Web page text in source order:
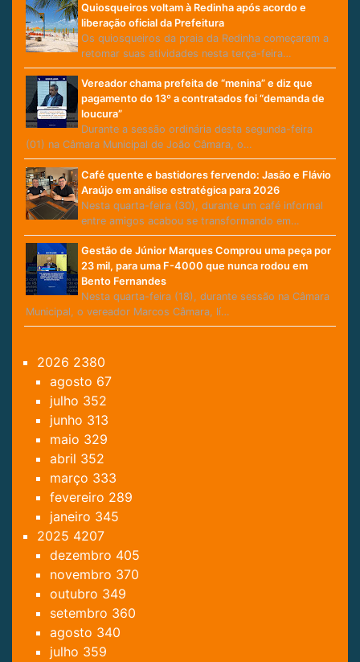
Quiosqueiros voltam à Redinha após acordo e
liberação oficial da Prefeitura
Os quiosqueiros da praia da Redinha começaram a
retomar suas atividades nesta terça-feira…
Vereador chama prefeita de “menina” e diz que
pagamento do 13º a contratados foi “demanda de
loucura”
Durante a sessão ordinária desta segunda-feira
(01) na Câmara Municipal de João Câmara, o…
Café quente e bastidores fervendo: Jasão e Flávio
Araújo em análise estratégica para 2026
Nesta quarta-feira (30), durante um café informal
entre amigos acabou se transformando em…
Gestão de Júnior Marques Comprou uma peça por
23 mil, para uma F-4000 que nunca rodou em
Bento Fernandes
Nesta quarta-feira (18), durante sessão na Câmara
Municipal, o vereador Marcos Câmara, lí…
2026 2380
agosto 67
julho 352
junho 313
maio 329
abril 352
março 333
fevereiro 289
janeiro 345
2025 4207
dezembro 405
novembro 370
outubro 349
setembro 360
agosto 340
julho 359